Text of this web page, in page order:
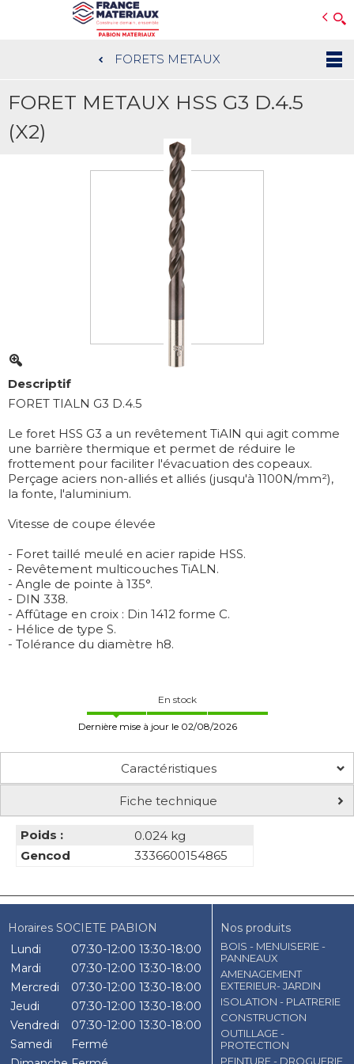
au
contenu
FORETS METAUX
FORET METAUX HSS G3 D.4.5
(X2)
Descriptif
FORET TIALN G3 D.4.5
Le foret HSS G3 a un revêtement TiAlN qui agit comme
une barrière thermique et permet de réduire le
frottement pour faciliter l'évacuation des copeaux.
Perçage aciers non-alliés et alliés (jusqu'à 1100N/mm²),
la fonte, l'aluminium.
Vitesse de coupe élevée
- Foret taillé meulé en acier rapide HSS.
- Revêtement multicouches TiALN.
- Angle de pointe à 135°.
- DIN 338.
- Affûtage en croix : Din 1412 forme C.
- Hélice de type S.
- Tolérance du diamètre h8.
En stock
Dernière mise à jour le 02/08/2026
Caractéristiques
Fiche technique
Poids :
0.024 kg
Gencod
3336600154865
Horaires SOCIETE PABION
Lundi
07:30-12:00 13:30-18:00
Mardi
07:30-12:00 13:30-18:00
Mercredi
07:30-12:00 13:30-18:00
Jeudi
07:30-12:00 13:30-18:00
Vendredi
07:30-12:00 13:30-18:00
Samedi
Fermé
Nos produits
BOIS - MENUISERIE -
PANNEAUX
AMENAGEMENT
EXTERIEUR- JARDIN
ISOLATION - PLATRERIE
CONSTRUCTION
OUTILLAGE -
PROTECTION
PEINTURE - DROGUERIE